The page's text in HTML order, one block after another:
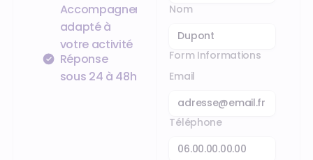
Accompagnement
adapté à
votre activité
Réponse
sous 24 à 48h
Nom
Form Informations
Email
Téléphone